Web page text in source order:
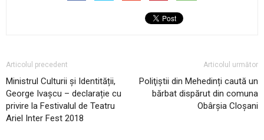
Articolul precedent
Ministrul Culturii și Identității,
George Ivașcu – declarație cu
privire la Festivalul de Teatru
Ariel Inter Fest 2018
Articolul următor
Poliţiştii din Mehedinți caută un
bărbat dispărut din comuna
Obârşia Cloşani